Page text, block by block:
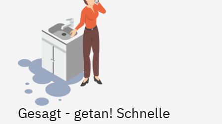
Gesagt - getan! Schnelle